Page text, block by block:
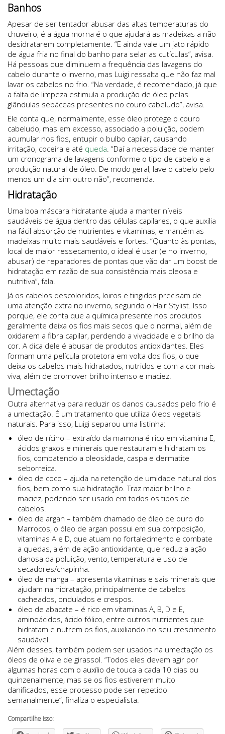
Banhos
Apesar de ser tentador abusar das altas temperaturas do
chuveiro, é a água morna é o que ajudará as madeixas a não
desidratarem completamente. “E ainda vale um jato rápido
de água fria no final do banho para selar as cutículas”, avisa.
Há pessoas que diminuem a frequência das lavagens do
cabelo durante o inverno, mas Luigi ressalta que não faz mal
lavar os cabelos no frio. “Na verdade, é recomendado, já que
a falta de limpeza estimula a produção de óleo pelas
glândulas sebáceas presentes no couro cabeludo”, avisa.
Ele conta que, normalmente, esse óleo protege o couro
cabeludo, mas em excesso, associado a poluição, podem
acumular nos fios, entupir o bulbo capilar, causando
irritação, coceira e até queda . “Daí a necessidade de manter
um cronograma de lavagens conforme o tipo de cabelo e a
produção natural de óleo. De modo geral, lave o cabelo pelo
menos um dia sim outro não”, recomenda.
Hidratação
Uma boa máscara hidratante ajuda a manter níveis
saudáveis de água dentro das células capilares, o que auxilia
na fácil absorção de nutrientes e vitaminas, e mantém as
madeixas muito mais saudáveis e fortes. “Quanto às pontas,
local de maior ressecamento, o ideal é usar (e no inverno,
abusar) de reparadores de pontas que vão dar um boost de
hidratação em razão de sua consistência mais oleosa e
nutritiva”, fala.
Já os cabelos descoloridos, loiros e tingidos precisam de
uma atenção extra no inverno, segundo o Hair Stylist. Isso
porque, ele conta que a química presente nos produtos
geralmente deixa os fios mais secos que o normal, além de
oxidarem a fibra capilar, perdendo a vivacidade e o brilho da
cor. A dica dele é abusar de produtos antioxidantes. Eles
formam uma película protetora em volta dos fios, o que
deixa os cabelos mais hidratados, nutridos e com a cor mais
viva, além de promover brilho intenso e maciez.
Umectação
Outra alternativa para reduzir os danos causados pelo frio é
a umectação. É um tratamento que utiliza óleos vegetais
naturais. Para isso, Luigi separou uma listinha:
óleo de rícino – extraído da mamona é rico em vitamina E,
ácidos graxos e minerais que restauram e hidratam os
fios, combatendo a oleosidade, caspa e dermatite
seborreica.
óleo de coco – ajuda na retenção de umidade natural dos
fios, bem como sua hidratação. Traz maior brilho e
maciez, podendo ser usado em todos os tipos de
cabelos.
óleo de argan – também chamado de óleo de ouro do
Marrocos, o óleo de argan possui em sua composição,
vitaminas A e D, que atuam no fortalecimento e combate
a quedas, além de ação antioxidante, que reduz a ação
danosa da poluição, vento, temperatura e uso de
secadores/chapinha.
óleo de manga – apresenta vitaminas e sais minerais que
ajudam na hidratação, principalmente de cabelos
cacheados, ondulados e crespos.
óleo de abacate – é rico em vitaminas A, B, D e E,
aminoácidos, ácido fólico, entre outros nutrientes que
hidratam e nutrem os fios, auxiliando no seu crescimento
saudável.
Além desses, também podem ser usados na umectação os
óleos de oliva e de girassol. “Todos eles devem agir por
algumas horas com o auxílio de touca a cada 10 dias ou
quinzenalmente, mas se os fios estiverem muito
danificados, esse processo pode ser repetido
semanalmente”, finaliza o especialista.
Compartilhe Isso: